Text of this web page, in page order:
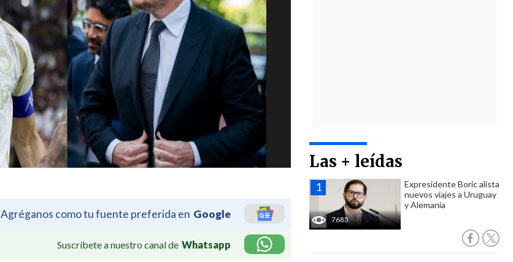
Agréganos como tu fuente preferida en Google
Suscríbete a nuestro canal de Whatsapp
Las + leídas
7685
Expresidente Boric alista
nuevos viajes a Uruguay
y Alemania